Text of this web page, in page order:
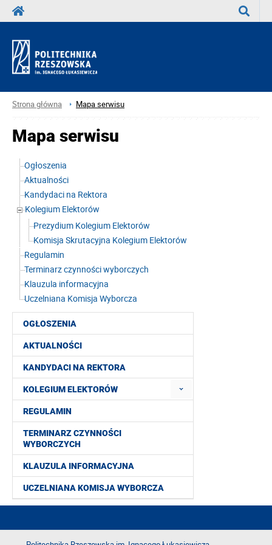
Strona główna Mapa serwisu
OGŁOSZENIA
AKTUALNOŚCI
KANDYDACI NA REKTORA
KOLEGIUM ELEKTORÓW
REGULAMIN
TERMINARZ CZYNNOŚCI
WYBORCZYCH
KLAUZULA INFORMACYJNA
UCZELNIANA KOMISJA WYBORCZA
Mapa serwisu
Ogłoszenia
Aktualności
Kandydaci na Rektora
Kolegium Elektorów
Prezydium Kolegium Elektorów
Komisja Skrutacyjna Kolegium Elektorów
Regulamin
Terminarz czynności wyborczych
Klauzula informacyjna
Uczelniana Komisja Wyborcza